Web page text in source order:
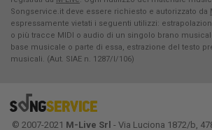
Songservice.it deve essere richiesto e autorizzato da
espressamente vietati i seguenti utilizzi:
o più tracce MIDI o audio di un singolo brano
base musicale o parte di essa, estrazione del testo
musicali. (Aut. SIAE n. 1287/I/106)
© 2007-2021 M-Live Srl - Via Luciona 1872/b,